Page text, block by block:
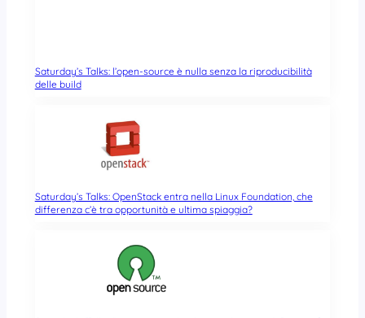
Saturday’s Talks: l’open-source è nulla senza la riproducibilità
delle build
Saturday’s Talks: OpenStack entra nella Linux Foundation, che
differenza c’è tra opportunità e ultima spiaggia?